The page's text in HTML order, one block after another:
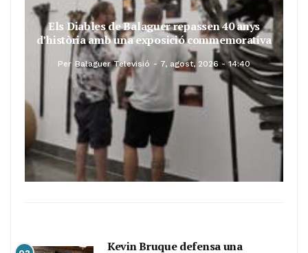
Els Diables de Balaguer repassen 40 anys
d’història amb una exposició commemorativa
Per Balaguer Televisió 7, agost, 2026 - 14:40
Kevin Bruque defensa una